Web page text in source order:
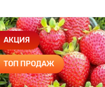
АКЦИЯ
ТОП ПРОДАЖ